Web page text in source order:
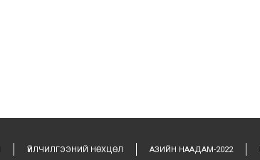
ҮЙЛЧИЛГЭЭНИЙ НӨХЦӨЛ АЗИЙН НААДАМ-2022